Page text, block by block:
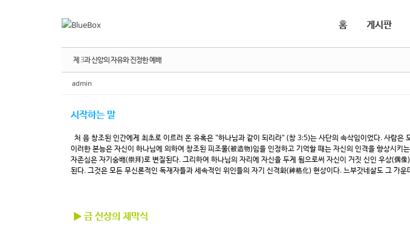
홈 게시판
제 3과 신앙의 자유와 진정한 예배
admin
시작하는 말
처 음 창조된 인간에게 최초로 이르러 온 유혹은 "하나님과 같이 되리라" (창 3:5)는 사단의 속삭임이었다. 사람
이러한 본능은 자신이 하나님에 의하여 창조된 피조물(被造物)임을 인정하고 기억할 때는 자신의 인격을 향상시
자존심은 자기숭배(崇拜)로 변질된다. 그리하여 하나님의 자리에 자신을 두게 됨으로써 자신이 거짓 신인 우상(
된다. 그것은 모든 무신론적인 독재자들과 세속적인 위인들의 자기 신격화(神格化) 현상이다. 느부갓네살도 그 가운
▶ 금 신상의 제막식
스케치북5
Sketchbook5,
스케치북5
스케치북5
Sketchbook5,
스케치북5